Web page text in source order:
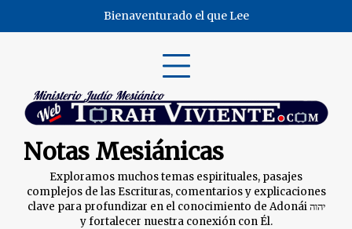
content
Bienaventurado el que Lee
Notas Mesiánicas
Exploramos muchos temas espirituales, pasajes
complejos de las Escrituras, comentarios y explicaciones
clave para profundizar en el conocimiento de Adonái יהוה
y fortalecer nuestra conexión con Él.